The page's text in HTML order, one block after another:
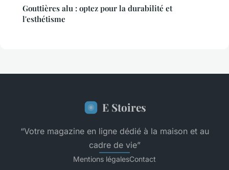
Gouttières alu : optez pour la durabilité et
l'esthétisme
E Stoires
“Votre magazine en ligne dédié à la maison et au
cadre de vie”
Mentions légalesContact